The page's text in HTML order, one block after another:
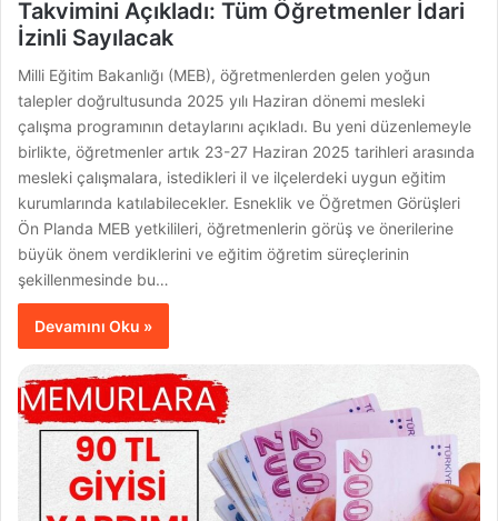
Takvimini Açıkladı: Tüm Öğretmenler İdari
İzinli Sayılacak
Milli Eğitim Bakanlığı (MEB), öğretmenlerden gelen yoğun
talepler doğrultusunda 2025 yılı Haziran dönemi mesleki
çalışma programının detaylarını açıkladı. Bu yeni düzenlemeyle
birlikte, öğretmenler artık 23-27 Haziran 2025 tarihleri arasında
mesleki çalışmalara, istedikleri il ve ilçelerdeki uygun eğitim
kurumlarında katılabilecekler. Esneklik ve Öğretmen Görüşleri
Ön Planda MEB yetkilileri, öğretmenlerin görüş ve önerilerine
büyük önem verdiklerini ve eğitim öğretim süreçlerinin
şekillenmesinde bu…
Devamını Oku »